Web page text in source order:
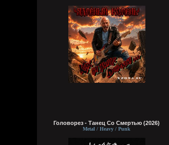
Головорез - Tанец Со Смертью (2026)
Metal / Heavy / Punk